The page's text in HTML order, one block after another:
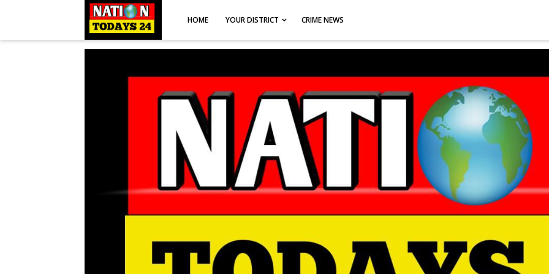
HOME YOUR DISTRICT CRIME NEWS